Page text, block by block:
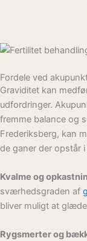
Fordele ved
Graviditet kan
udfordringer.
fremme balance og
Frederiksberg, kan
de ganer der opstår
Kvalme og
sværhedsgraden af
bliver muligt at
Rygsmerter og